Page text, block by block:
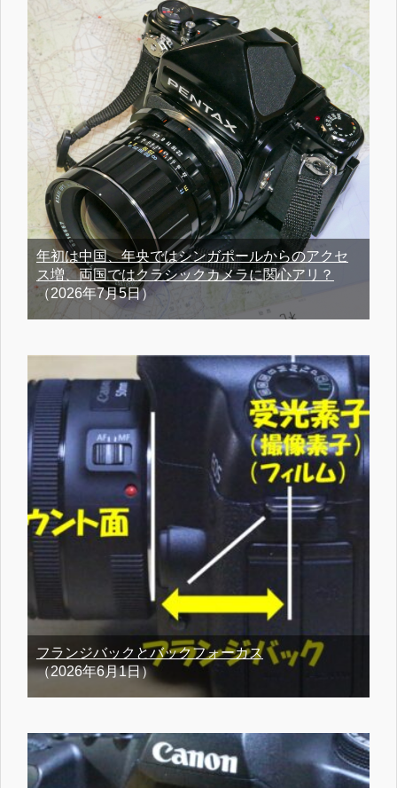
年初は中国、年央ではシンガポールからのアクセ
ス増、両国ではクラシックカメラに関心アリ？
（2026年7月5日）
フランジバックとバックフォーカス
（2026年6月1日）